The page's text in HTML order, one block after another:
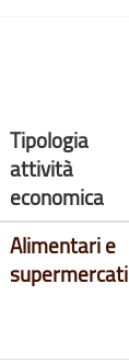
Tipologia
attività
economica
Alimentari e
supermercati